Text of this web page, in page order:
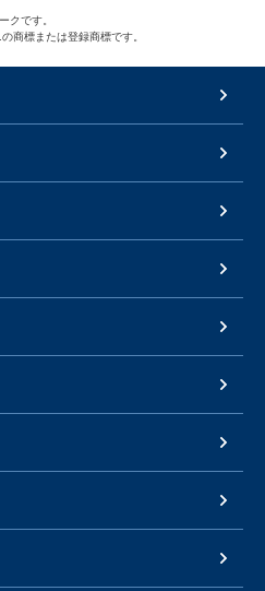
クです。
商標または登録商標です。